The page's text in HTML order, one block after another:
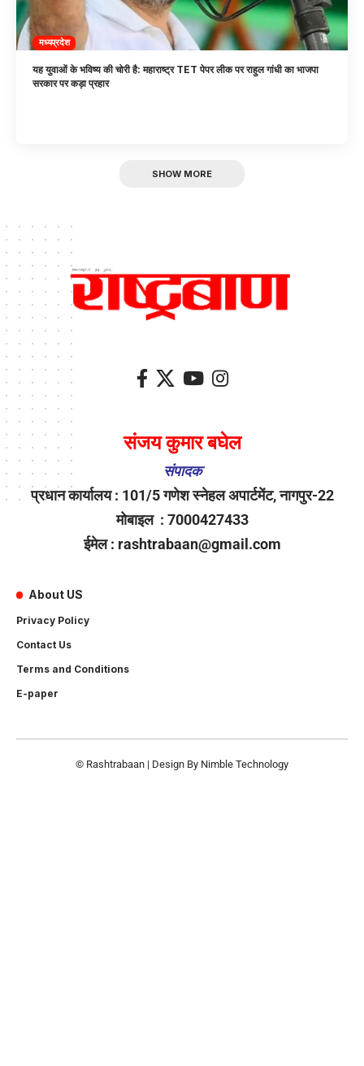
मध्यप्रदेश
यह युवाओं के भविष्य की चोरी है: महाराष्ट्र TET पेपर लीक पर राहुल गांधी का भाजपा
सरकार पर कड़ा प्रहार
SHOW MORE
संजय कुमार बघेल
संपादक
प्रधान कार्यालय : 101/5 गणेश स्नेहल अपार्टमेंट, नागपुर-22
मोबाइल : 7000427433
ईमेल : rashtrabaan@gmail.com
About US
Privacy Policy
Contact Us
Terms and Conditions
E-paper
© Rashtrabaan | Design By Nimble Technology